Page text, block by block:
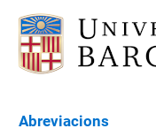
Abreviacions